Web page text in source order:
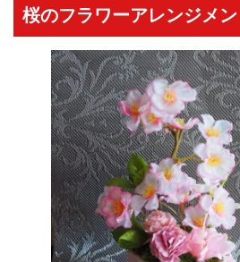
桜のフラワーアレンジメン